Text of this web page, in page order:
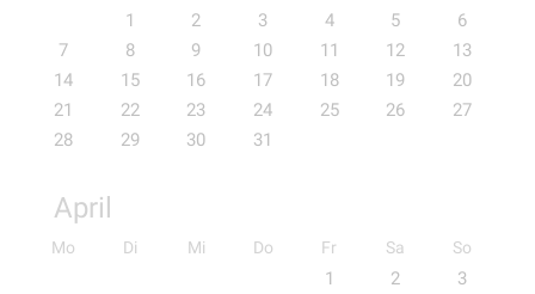
1 2 3 4 5
6
7
8 9 10 11 12
13
14
15 16 17 18 19
20
21
22 23 24 25 26
27
28
29 30 31
April
Mo Di Mi Do Fr Sa So
1 2
3